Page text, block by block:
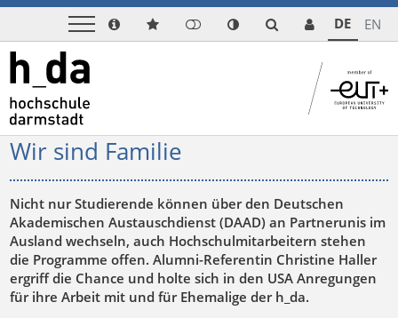
DE EN
Wir sind Familie
Nicht nur Studierende können über den Deutschen
Akademischen Austauschdienst (DAAD) an Partnerunis im
Ausland wechseln, auch Hochschulmitarbeitern stehen
die Programme offen. Alumni-Referentin Christine Haller
ergriff die Chance und holte sich in den USA Anregungen
für ihre Arbeit mit und für Ehemalige der h_da.